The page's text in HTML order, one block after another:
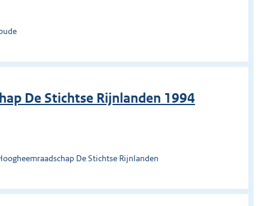
De Stichtse Rijnlanden 1994
De Stichtse Rijnlanden